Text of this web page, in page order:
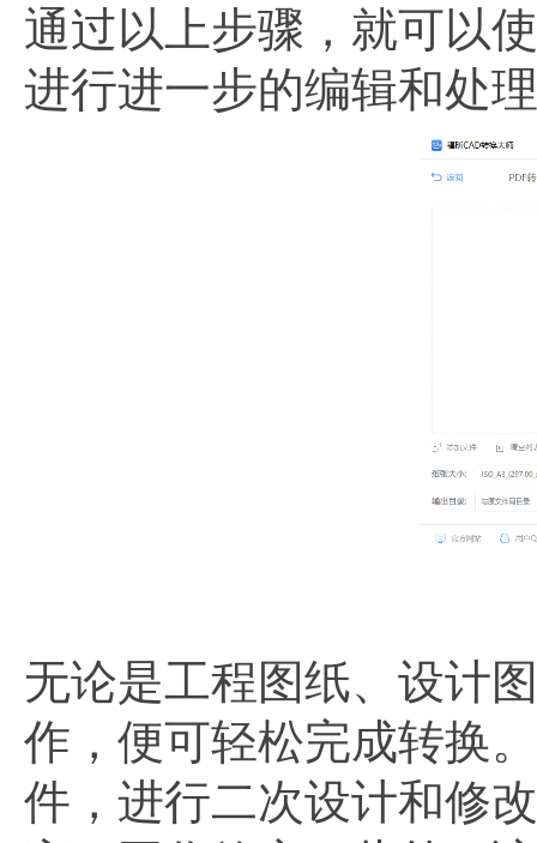
通过以上步骤，就可以
进行进一步的编辑和处
无论是工程图纸、设计
作，便可轻松完成转换
件，进行二次设计和修